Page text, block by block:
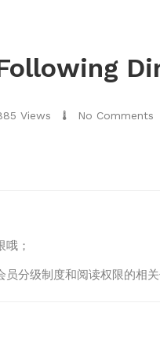
Views No Comments
；
分级制度和阅读权限的相关